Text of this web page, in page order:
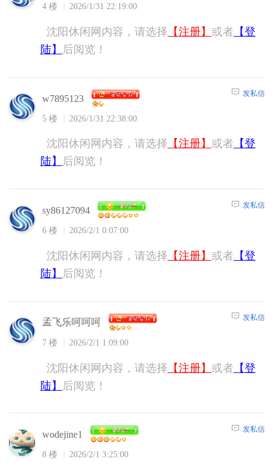
4 楼 2026/1/31 22:19:00
沈阳休闲网内容，请选择 【注册】 或者 【登
陆】
后阅览！
w7895123
5 楼 2026/1/31 22:38:00
发私信
沈阳休闲网内容，请选择 【注册】 或者 【登
陆】
后阅览！
sy86127094
6 楼 2026/2/1 0:07:00
发私信
沈阳休闲网内容，请选择 【注册】 或者 【登
陆】
后阅览！
孟飞乐呵呵呵
7 楼 2026/2/1 1:09:00
发私信
沈阳休闲网内容，请选择 【注册】 或者 【登
陆】
后阅览！
wodejine1
8 楼 2026/2/1 3:25:00
发私信